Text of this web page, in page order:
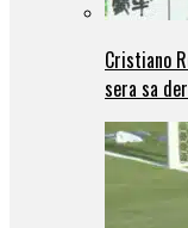
Cristiano
sera sa